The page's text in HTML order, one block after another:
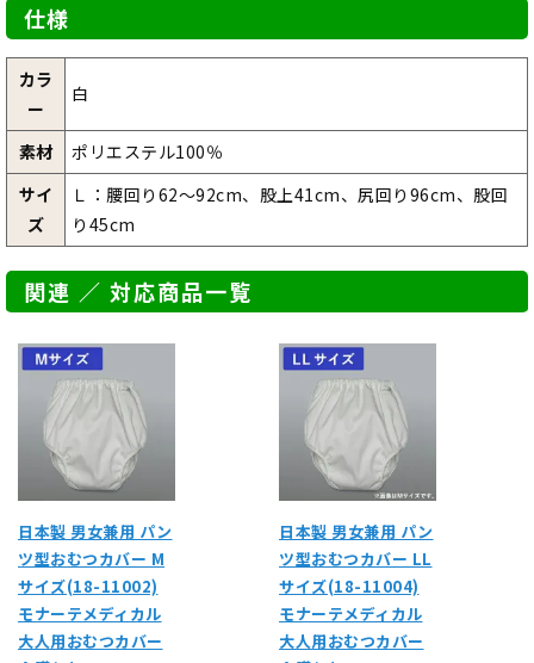
仕様
カラ
ー
白
素材
ポリエステル100％
サイ
ズ
Ｌ：腰回り62～92cm、股上41cm、尻回り96cm、股回
り45cm
関連 ／ 対応商品一覧
日本製 男女兼用 パン
ツ型おむつカバー M
サイズ(18-11002)
モナーテメディカル
大人用おむつカバー
日本製 男女兼用 パン
ツ型おむつカバー LL
サイズ(18-11004)
モナーテメディカル
大人用おむつカバー